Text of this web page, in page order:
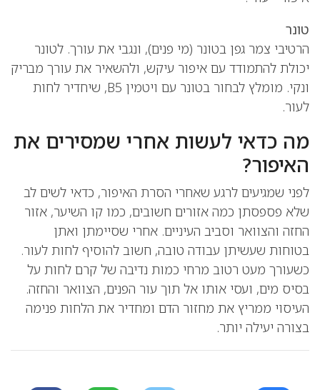
טונר
הרטיבי צמר גפן בטונר (מי פנים), ונגבי את עורך. לטונר
יכולת להתמודד עם איפור עיקש, ולהשאיר את עורך מבריק
ונקי. מומלץ לבחור בטונר עם ויטמין B5, שיחדיר לחות
לעור.
מה כדאי לעשות אחרי שמסירים את
האיפור?
לפני שמגיעים לרגע שאחרי הסרת האיפור, כדאי לשים לב
שלא פספסתן כמה אזורים חשובים, כמו קו השיער, אזור
החזה והצוואר וסביב העיניים. אחרי שסיימתן ואתן
בטוחות שעשיתן עבודה טובה, חשוב להוסיף לחות לעור.
כשעורך מעט רטוב מרחי כמות נדיבה של קרם לחות על
בסיס מים, ועסי אותו אל תוך עור הפנים, הצוואר והחזה.
העיסוי ממריץ את מחזור הדם ומחדיר את הלחות פנימה
בצורה יעילה יותר.